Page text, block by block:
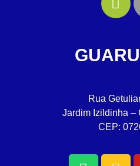
Rua
Jardim Izildinha –
CEP: